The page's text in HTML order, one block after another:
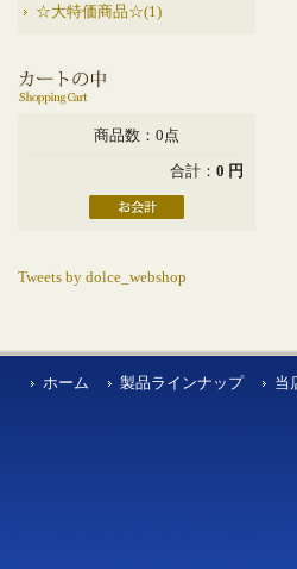
☆大特価商品☆(1)
商品数：0点
合計： 0 円
Tweets by dolce_webshop
ホーム 製品ラインナップ 当